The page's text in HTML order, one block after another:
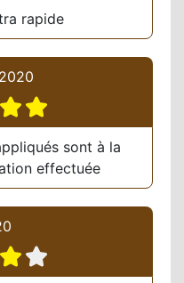
rapide
sont à la
effectuée